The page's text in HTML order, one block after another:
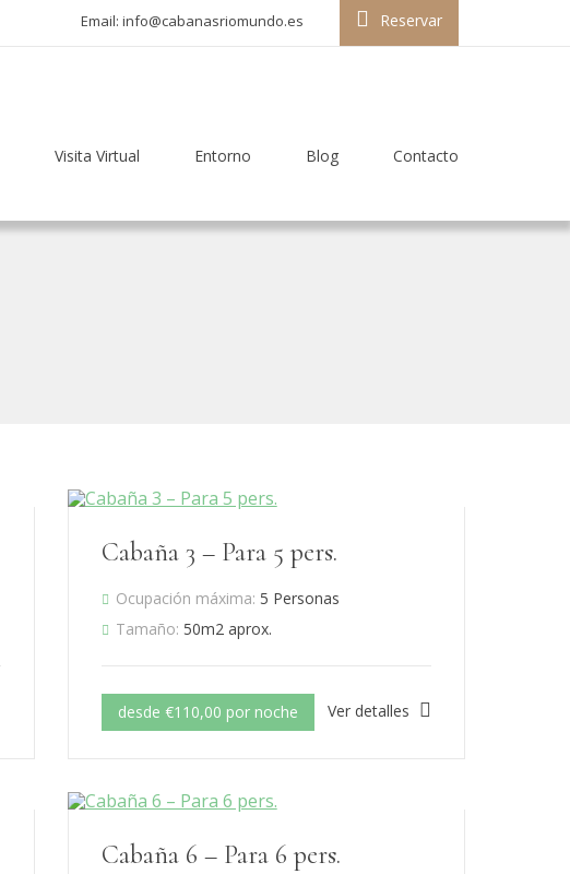
Email: info@cabanasriomundo.es Reservar
Visita Virtual Entorno Blog Contacto
Cabaña 3 – Para 5 pers.
Ocupación máxima: 5 Personas
Tamaño: 50m2 aprox.
desde €110,00 por noche Ver detalles
Cabaña 6 – Para 6 pers.